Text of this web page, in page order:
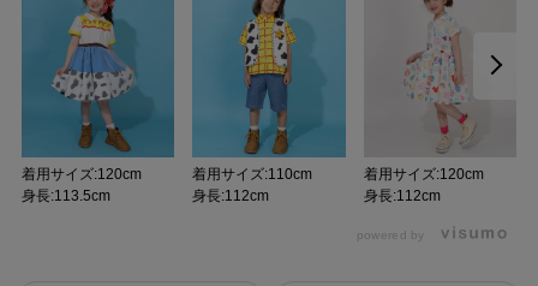
着用サイズ:120cm
身長:113.5cm
着用サイズ:110cm
身長:112cm
着用サイズ:120cm
身長:112cm
powered by